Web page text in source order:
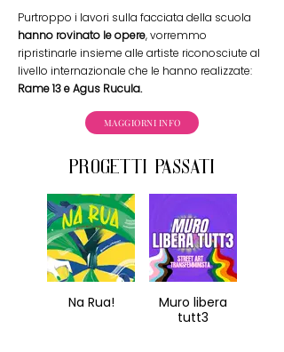
Purtroppo i lavori sulla facciata della scuola
hanno rovinato le opere, vorremmo
ripristinarle insieme alle artiste riconosciute al
livello internazionale che le hanno realizzate:
Rame 13 e Agus Rucula.
MAGGIORNI INFO
progetti passati
Na Rua!
Muro libera
tutt3